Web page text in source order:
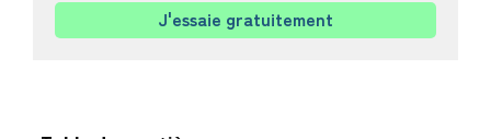
J'essaie gratuitement